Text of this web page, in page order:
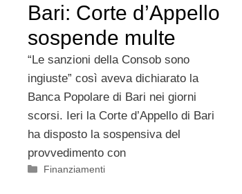
Bari: Corte d’Appello
sospende multe
“Le sanzioni della Consob sono
ingiuste” così aveva dichiarato la
Banca Popolare di Bari nei giorni
scorsi. Ieri la Corte d’Appello di Bari
ha disposto la sospensiva del
provvedimento con
Categorie
Finanziamenti